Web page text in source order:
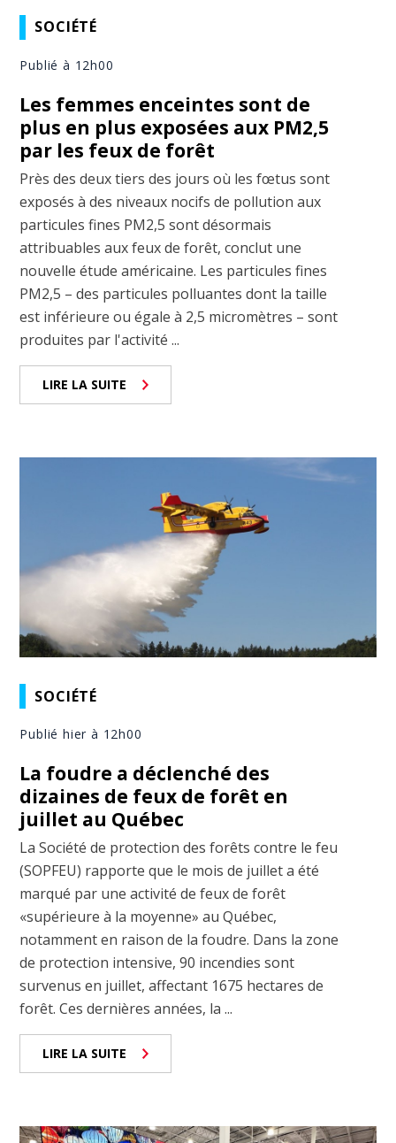
SOCIÉTÉ
Publié à 12h00
Les femmes enceintes sont de
plus en plus exposées aux PM2,5
par les feux de forêt
Près des deux tiers des jours où les fœtus sont
exposés à des niveaux nocifs de pollution aux
particules fines PM2,5 sont désormais
attribuables aux feux de forêt, conclut une
nouvelle étude américaine. Les particules fines
PM2,5 – des particules polluantes dont la taille
est inférieure ou égale à 2,5 micromètres – sont
produites par l'activité ...
LIRE LA SUITE
SOCIÉTÉ
Publié hier à 12h00
La foudre a déclenché des
dizaines de feux de forêt en
juillet au Québec
La Société de protection des forêts contre le feu
(SOPFEU) rapporte que le mois de juillet a été
marqué par une activité de feux de forêt
«supérieure à la moyenne» au Québec,
notamment en raison de la foudre. Dans la zone
de protection intensive, 90 incendies sont
survenus en juillet, affectant 1675 hectares de
forêt. Ces dernières années, la ...
LIRE LA SUITE